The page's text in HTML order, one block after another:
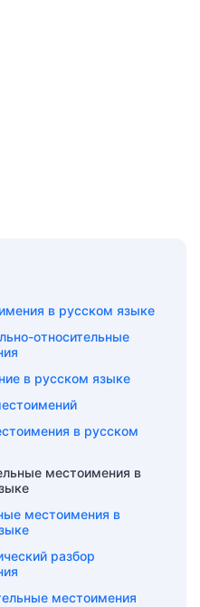
в русском языке
относительные
в русском языке
в русском
местоимения в
местоимения в
разбор
местоимения